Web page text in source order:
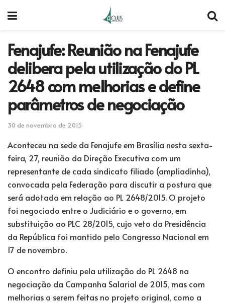
Fenajufe: Reunião na Fenajufe
delibera pela utilização do PL
2648 com melhorias e define
parâmetros de negociação
30 de novembro de 2015
Aconteceu na sede da Fenajufe em Brasília nesta sexta-
feira, 27, reunião da Direção Executiva com um
representante de cada sindicato filiado (ampliadinha),
convocada pela Federação para discutir a postura que
será adotada em relação ao PL 2648/2015. O projeto
foi negociado entre o Judiciário e o governo, em
substituição ao PLC 28/2015, cujo veto da Presidência
da República foi mantido pelo Congresso Nacional em
17 de novembro.
O encontro definiu pela utilização do PL 2648 na
negociação da Campanha Salarial de 2015, mas com
melhorias a serem feitas no projeto original, como a